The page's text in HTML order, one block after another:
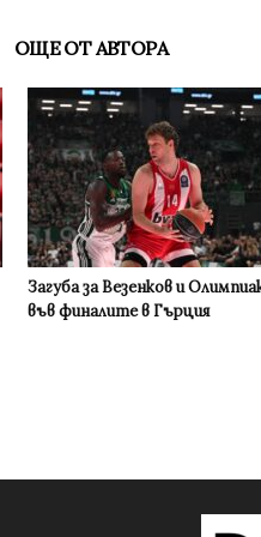
ОЩЕ ОТ АВТОРА
Загуба за Везенков и
във финалите в Гърция